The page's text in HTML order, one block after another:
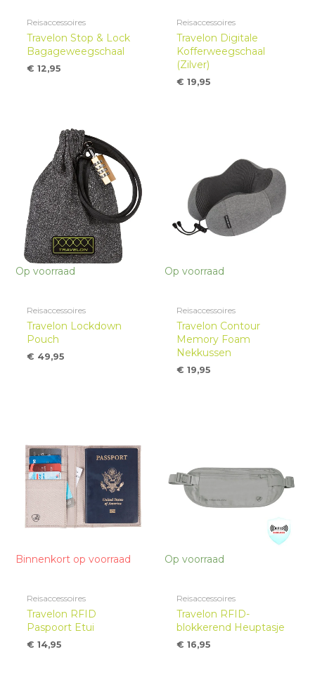
Reisaccessoires
Travelon Stop & Lock
Bagageweegschaal
€ 12,95
Reisaccessoires
Travelon Digitale
Kofferweegschaal
(Zilver)
€ 19,95
Op voorraad
Reisaccessoires
Travelon Lockdown
Pouch
€ 49,95
Op voorraad
Reisaccessoires
Travelon Contour
Memory Foam
Nekkussen
€ 19,95
Binnenkort op voorraad
Reisaccessoires
Travelon RFID
Paspoort Etui
€ 14,95
Op voorraad
Reisaccessoires
Travelon RFID-
blokkerend Heuptasje
€ 16,95